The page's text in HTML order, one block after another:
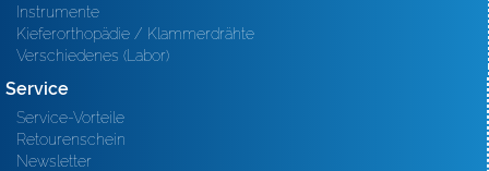
Instrumente
Kieferorthopädie / Klammerdrähte
Verschiedenes (Labor)
Service
Service-Vorteile
Retourenschein
Newsletter